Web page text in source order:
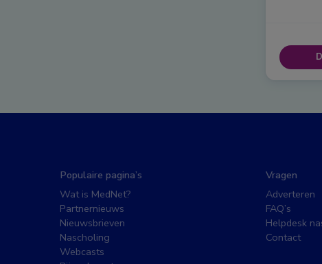
Populaire pagina’s
Wat is MedNet?
Partnernieuws
Nieuwsbrieven
Nascholing
Webcasts
Vragen
Adverteren
FAQ’s
Helpdesk
Contact